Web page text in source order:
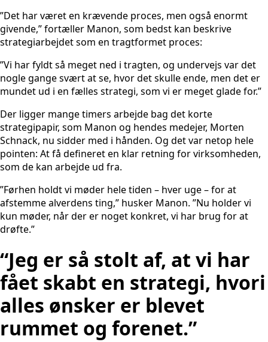
”Det har været en krævende proces, men også enormt
givende,” fortæller Manon, som bedst kan beskrive
strategiarbejdet som en tragtformet proces:
”Vi har fyldt så meget ned i tragten, og undervejs var det
nogle gange svært at se, hvor det skulle ende, men det er
mundet ud i en fælles strategi, som vi er meget glade for.”
Der ligger mange timers arbejde bag det korte
strategipapir, som Manon og hendes medejer, Morten
Schnack, nu sidder med i hånden. Og det var netop hele
pointen: At få defineret en klar retning for virksomheden,
som de kan arbejde ud fra.
”Førhen holdt vi møder hele tiden – hver uge – for at
afstemme alverdens ting,” husker Manon. ”Nu holder vi
kun møder, når der er noget konkret, vi har brug for at
drøfte.”
“Jeg er så stolt af, at vi har
fået skabt en strategi, hvori
alles ønsker er blevet
rummet og forenet.”